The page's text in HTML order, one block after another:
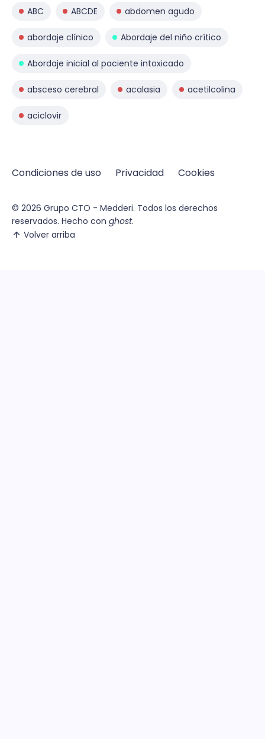
ABC ABCDE abdomen agudo
abordaje clínico Abordaje del niño crítico
Abordaje inicial al paciente intoxicado
absceso cerebral acalasia acetilcolina
aciclovir
Condiciones de uso Privacidad Cookies
© 2026 Grupo CTO - Medderi. Todos los derechos
reservados. Hecho con ghost.
Volver arriba